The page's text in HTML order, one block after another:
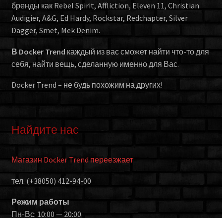
бренды как Rebel Spirit, Affliction, Eleven 11, Christian
Audigier, A&G, Ed Hardy, Rockstar, Redchapter, Silver
Dagger, Smet, Mek Denim.
В Docker Trend каждый из вас сможет найти что-то для
себя, найти вещь, сделанную именно для Вас.
Docker Trend – не будь похожим на других!
Найдите нас
Магазин Docker Trend переезжает
тел. (+38050) 412-94-00
Режим работы
Пн-Вс: 10:00 — 20:00